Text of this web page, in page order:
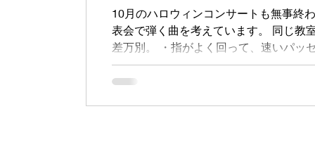
10月のハロウィンコンサートも無事終
表会で弾く曲を考えています。 同じ教
差万別。 ・指がよく回って、速いパッ
する子 ・ピアノに感情を乗せて、綺麗
と、良いところがあります。 （逆にい